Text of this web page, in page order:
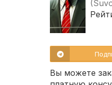
Вы можете